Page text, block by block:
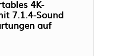
4K-
7.1.4-Sound
auf